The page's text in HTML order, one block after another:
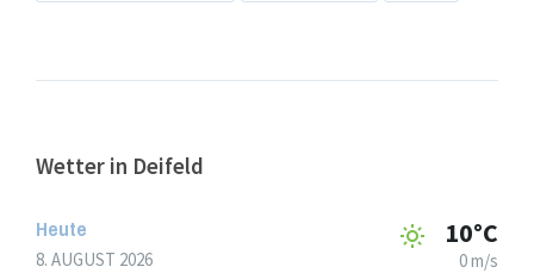
Wetter in Deifeld
Heute
8. AUGUST 2026
10°C
0 m/s